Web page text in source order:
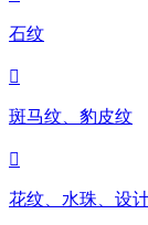
石纹
斑马纹、豹皮纹
花纹、水珠、设